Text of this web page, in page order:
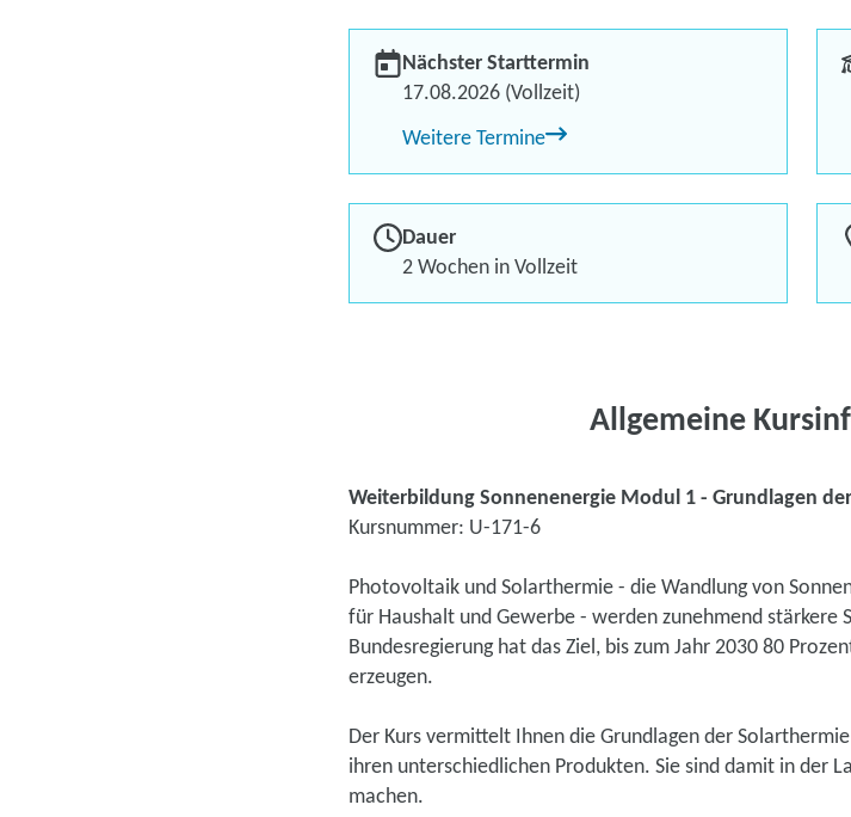
Nächster Starttermin
17.08.2026 (Vollzeit)
Weitere Termine
Dauer
2 Wochen in Vollzeit
Allgemeine
Weiterbildung Sonnenenergie Modul 1 - Grundlagen
Kursnummer: U-171-6
Photovoltaik und Solarthermie - die Wandlung von
für Haushalt und Gewerbe - werden zunehmend stärkere
Bundesregierung hat das Ziel, bis zum Jahr 2030 80
erzeugen.
Der Kurs vermittelt Ihnen die Grundlagen der
ihren unterschiedlichen Produkten. Sie sind damit in der
machen.